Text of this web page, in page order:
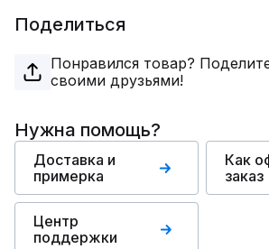
Поделиться
Понравился товар?
своими друзьями!
Нужна помощь?
Доставка и
примерка
Как
заказ
Центр
поддержки